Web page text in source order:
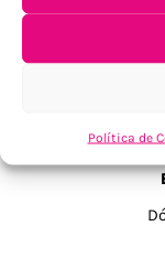
Política de